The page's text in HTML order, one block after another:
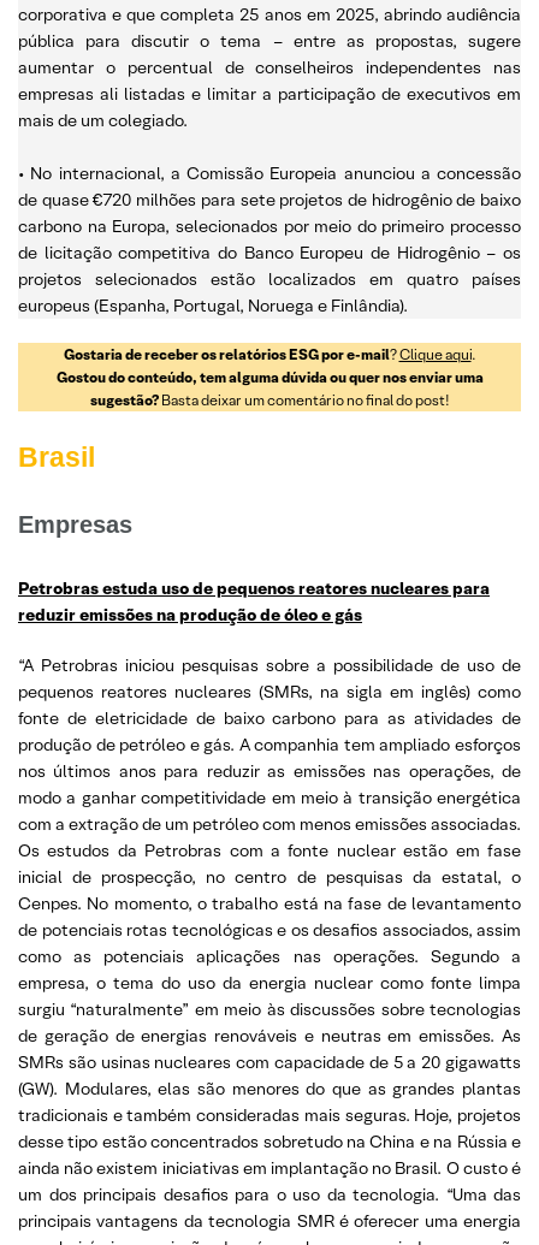
corporativa e que completa 25 anos em 2025, abrindo audiência
pública para discutir o tema – entre as propostas, sugere
aumentar o percentual de conselheiros independentes nas
empresas ali listadas e limitar a participação de executivos em
mais de um colegiado.
• No internacional, a Comissão Europeia anunciou a concessão
de quase €720 milhões para sete projetos de hidrogênio de baixo
carbono na Europa, selecionados por meio do primeiro processo
de licitação competitiva do Banco Europeu de Hidrogênio – os
projetos selecionados estão localizados em quatro países
europeus (Espanha, Portugal, Noruega e Finlândia).
Gostaria de receber os relatórios ESG por e-mail?Clique aqui.
Gostou do conteúdo, tem alguma dúvida ou quer nos enviar uma
sugestão?Basta deixar um comentário no final do post!
Brasil
Empresas
Petrobras estuda uso de pequenos reatores nucleares para
reduzir emissões na produção de óleo e gás
“A Petrobras iniciou pesquisas sobre a possibilidade de uso de
pequenos reatores nucleares (SMRs, na sigla em inglês) como
fonte de eletricidade de baixo carbono para as atividades de
produção de petróleo e gás. A companhia tem ampliado esforços
nos últimos anos para reduzir as emissões nas operações, de
modo a ganhar competitividade em meio à transição energética
com a extração de um petróleo com menos emissões associadas.
Os estudos da Petrobras com a fonte nuclear estão em fase
inicial de prospecção, no centro de pesquisas da estatal, o
Cenpes. No momento, o trabalho está na fase de levantamento
de potenciais rotas tecnológicas e os desafios associados, assim
como as potenciais aplicações nas operações. Segundo a
empresa, o tema do uso da energia nuclear como fonte limpa
surgiu “naturalmente” em meio às discussões sobre tecnologias
de geração de energias renováveis e neutras em emissões. As
SMRs são usinas nucleares com capacidade de 5 a 20 gigawatts
(GW). Modulares, elas são menores do que as grandes plantas
tradicionais e também consideradas mais seguras. Hoje, projetos
desse tipo estão concentrados sobretudo na China e na Rússia e
ainda não existem iniciativas em implantação no Brasil. O custo é
um dos principais desafios para o uso da tecnologia. “Uma das
principais vantagens da tecnologia SMR é oferecer uma energia